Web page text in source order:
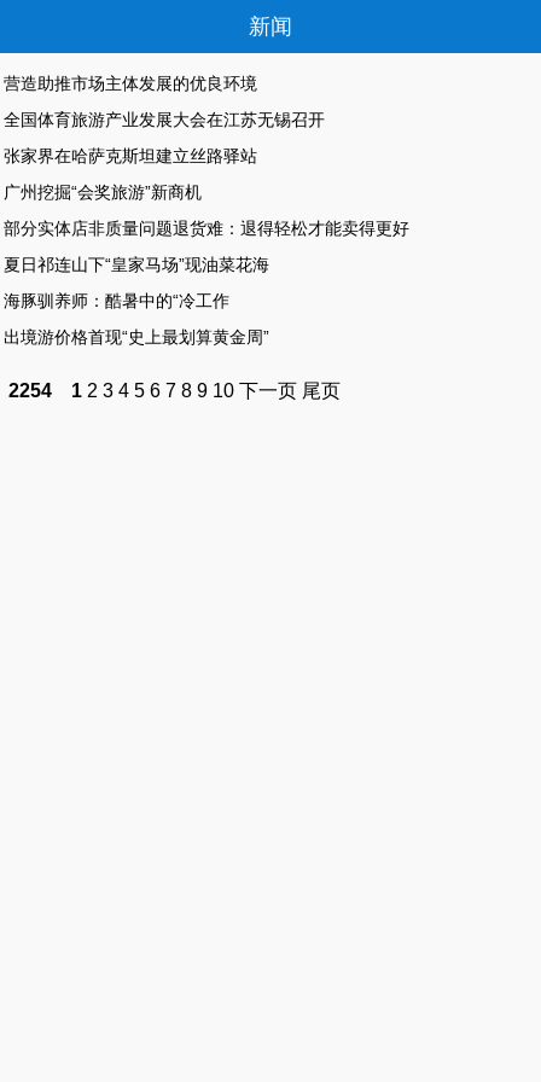
新闻
营造助推市场主体发展的优良环境
全国体育旅游产业发展大会在江苏无锡召开
张家界在哈萨克斯坦建立丝路驿站
广州挖掘“会奖旅游”新商机
部分实体店非质量问题退货难：退得轻松才能卖得更好
夏日祁连山下“皇家马场”现油菜花海
海豚驯养师：酷暑中的“冷工作
出境游价格首现“史上最划算黄金周”
2254 1 2 3 4 5 6 7 8 9 10 下一页 尾页